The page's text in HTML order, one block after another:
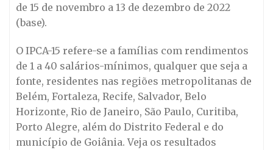
de 15 de novembro a 13 de dezembro de 2022
(base).
O IPCA-15 refere-se a famílias com rendimentos
de 1 a 40 salários-mínimos, qualquer que seja a
fonte, residentes nas regiões metropolitanas de
Belém, Fortaleza, Recife, Salvador, Belo
Horizonte, Rio de Janeiro, São Paulo, Curitiba,
Porto Alegre, além do Distrito Federal e do
município de Goiânia. Veja os resultados